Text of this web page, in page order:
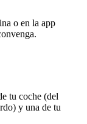
o en la app
tu coche (del
y una de tu